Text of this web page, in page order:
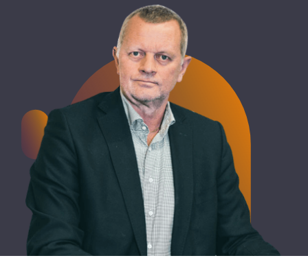
Ja takk, jeg ønsker å motta
nyhetsbrev fra Point Taken.
Send inn